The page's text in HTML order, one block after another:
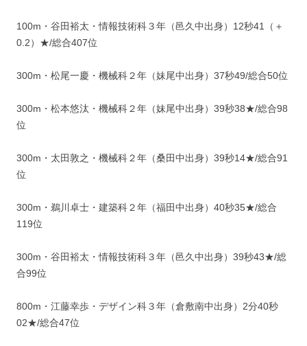
100m・谷田裕太・情報技術科３年（邑久中出身）12秒41（＋
0.2）★/総合407位
300m・松尾一慶・機械科２年（妹尾中出身）37秒49/総合50位
300m・松本悠汰・機械科２年（妹尾中出身）39秒38★/総合98
位
300m・太田敦之・機械科２年（桑田中出身）39秒14★/総合91
位
300m・鵜川卓士・建築科２年（福田中出身）40秒35★/総合
119位
300m・谷田裕太・情報技術科３年（邑久中出身）39秒43★/総
合99位
800m・江藤幸歩・デザイン科３年（倉敷南中出身）2分40秒
02★/総合47位